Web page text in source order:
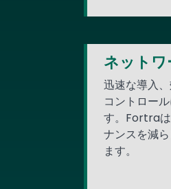
ネットワ
迅速な導入
コントロー
す。Fortraは
ナンスを減
ます。